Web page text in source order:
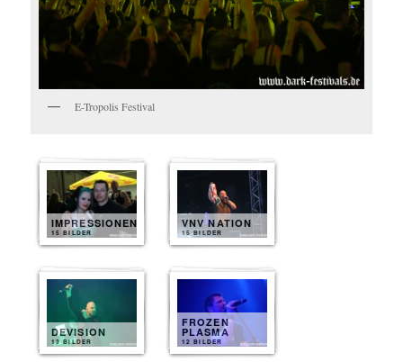
E-Tropolis Festival
IMPRESSIONEN
15 BILDER
VNV NATION
15 BILDER
DEVISION
13 BILDER
FROZEN
PLASMA
12 BILDER